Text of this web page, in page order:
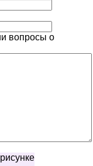
вопросы о